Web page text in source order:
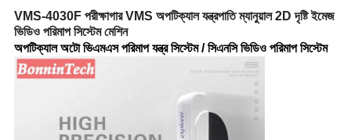
VMS-4030F পরীক্ষাগার VMS অপটিক্যাল যন্ত্রপাতি ম্যানুয়াল 2D দৃষ্টি ইমেজ
ভিডিও পরিমাপ সিস্টেম মেশিন
অপটিক্যাল অটো ভিএমএস পরিমাপ যন্ত্র সিস্টেম / সিএনসি ভিডিও পরিমাপ সিস্টেম